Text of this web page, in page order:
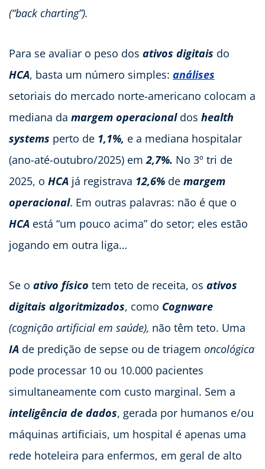
(“back charting”).
Para se avaliar o peso dos ativos digitais do
HCA, basta um número simples: análises
setoriais do mercado norte-americano colocam a
mediana da margem operacionaldos health
systems perto de 1,1%, e a mediana hospitalar
(ano-até-outubro/2025) em2,7%. No 3º tri de
2025, o HCA já registrava 12,6% de margem
operacional. Em outras palavras: não é que o
HCA está “um pouco acima” do setor; eles estão
jogando em outra liga…
Se o ativo físico tem teto de receita, os ativos
digitais algoritmizados, como Cognware
(cognição artificial em saúde), não têm teto. Uma
IA de predição de sepse ou de triagem oncológica
pode processar 10 ou 10.000 pacientes
simultaneamente com custo marginal. Sem a
inteligência de dados, gerada por humanos e/ou
máquinas artificiais, um hospital é apenas uma
rede hoteleira para enfermos, em geral de alto